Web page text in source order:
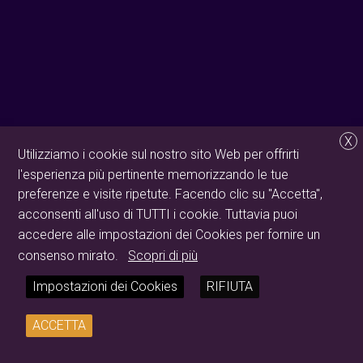
X
Utilizziamo i cookie sul nostro sito Web per offrirti
l'esperienza più pertinente memorizzando le tue
preferenze e visite ripetute. Facendo clic su "Accetta",
acconsenti all'uso di TUTTI i cookie. Tuttavia puoi
accedere alle impostazioni dei Cookies per fornire un
consenso mirato.
Scopri di più
Impostazioni dei Cookies
RIFIUTA
ACCETTA